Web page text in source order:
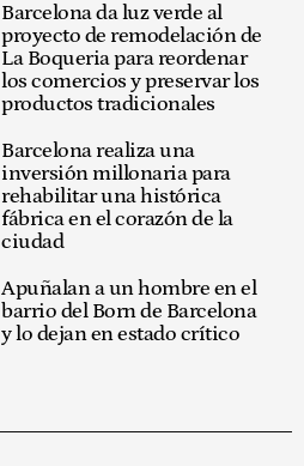
Barcelona da luz verde al
proyecto de remodelación de
La Boqueria para reordenar
los comercios y preservar los
productos tradicionales
Barcelona realiza una
inversión millonaria para
rehabilitar una histórica
fábrica en el corazón de la
ciudad
Apuñalan a un hombre en el
barrio del Born de Barcelona
y lo dejan en estado crítico